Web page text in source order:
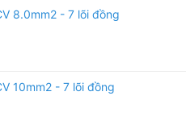
8.0mm2 - 7 lõi đồng
10mm2 - 7 lõi đồng